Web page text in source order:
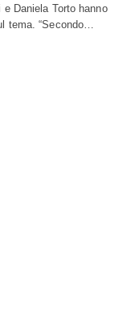
e Daniela Torto hanno
tema. “Secondo…